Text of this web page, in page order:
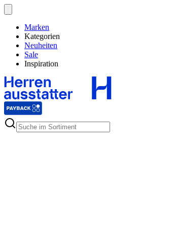
Marken
Kategorien
Neuheiten
Sale
Inspiration